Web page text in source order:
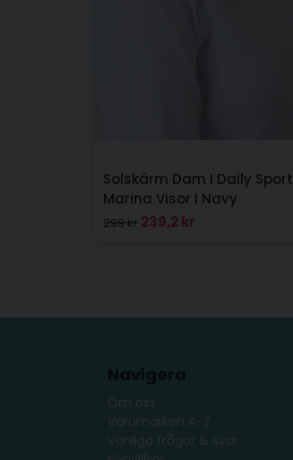
Solskärm Dam I Daily Sport
Marina Visor I Navy
299 kr 239,2 kr
Om oss
Varumärken A-Z
Vanliga frågor & svar